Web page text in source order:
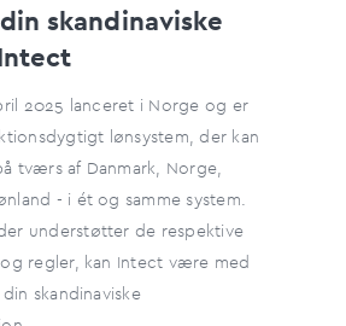
skandinaviske
2025 lanceret i Norge og er
lønsystem, der kan
tværs af Danmark, Norge,
- i ét og samme system.
understøtter de respektive
regler, kan Intect være med
skandinaviske